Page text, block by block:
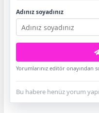
Adınız soyadınız
Yorumlarınız editör onayından
Bu habere henüz yorum